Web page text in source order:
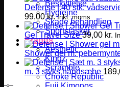
Beskyttelse
Hygiejne
Skade behandling
Sportstasker
Brands
Aesthetic
Kingz
Scramble
Choke Republic
Defense | 40 stk.
99,00kr. Inkl. moms
Gel Travel Size 39,00 kr.
Shower gel m.
m. 3 styks håndsæbe